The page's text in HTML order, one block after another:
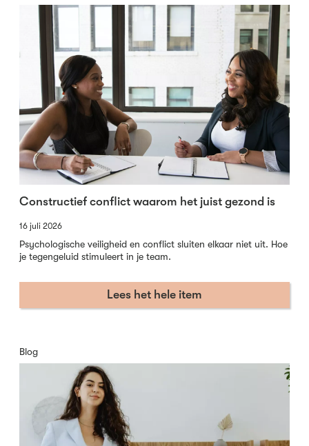
Constructief conflict waarom het juist gezond is
16 juli 2026
Psychologische veiligheid en conflict sluiten elkaar niet uit. Hoe
je tegengeluid stimuleert in je team.
Lees het hele item
Blog